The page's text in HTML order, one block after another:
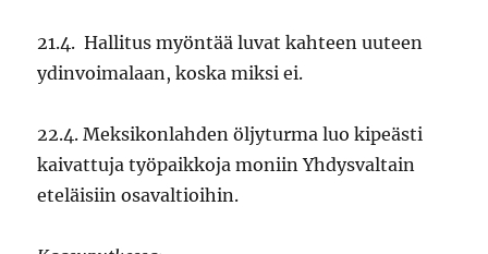
21.4. Hallitus myöntää luvat kahteen uuteen
ydinvoimalaan, koska miksi ei.
22.4. Meksikonlahden öljyturma luo kipeästi
kaivattuja työpaikkoja moniin Yhdysvaltain
eteläisiin osavaltioihin.